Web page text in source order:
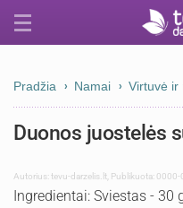
Pradžia Namai Virtuvė ir
Duonos juostelės
Autorius:tevu-darzelis.lt Publikuota: 0000-
Ingredientai: Sviestas - 30